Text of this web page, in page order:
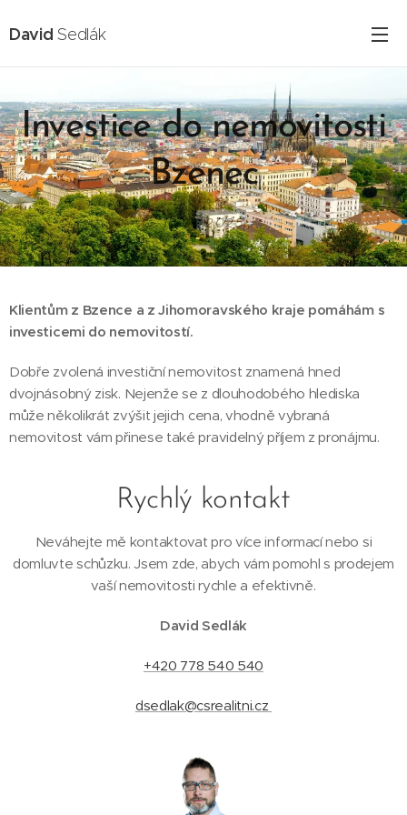
DavidSedlák
Investice do nemovitosti
Bzenec
16.02.2025
Klientům z Bzence a z Jihomoravského kraje pomáhám s
investicemi do nemovitostí.
Dobře zvolená investiční nemovitost znamená hned
dvojnásobný zisk. Nejenže se z dlouhodobého hlediska
může několikrát zvýšit jejich cena, vhodně vybraná
nemovitost vám přinese také pravidelný příjem z pronájmu.
Rychlý kontakt
Neváhejte mě kontaktovat pro více informací nebo si
domluvte schůzku. Jsem zde, abych vám pomohl s prodejem
vaší nemovitosti rychle a efektivně.
David Sedlák
+420 778 540 540
dsedlak@csrealitni.cz